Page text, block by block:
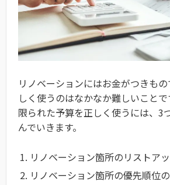
リノベーションにはお金がつきも
しく使うのはなかなか難しいことで
限られた予算を正しく使うには、3
んでいきます。
リノベーション箇所のリストア
リノベーション箇所の優先順位